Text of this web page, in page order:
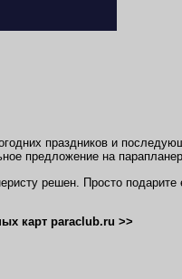
праздников и
предложение на
решен. Просто подарите
карт paraclub.ru >>